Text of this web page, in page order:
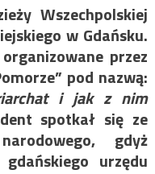
Wszechpolskiej
w Gdańsku.
przez
pod nazwą:
i jak z nim
spotkał się ze
gdyż
urzędu